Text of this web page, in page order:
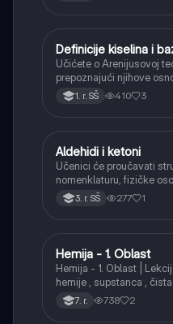
Hemija
Definicije kiselina i
Učićete o Arenijusovoj
prepoznajući njihove
1. r. SŠ 410 3
Hemija
Aldehidi i ketoni
Učenici će proučavati
nomenklaturu, fizičke
reakcije aldehida i
aldehida, redukcija).
3. r. SŠ 277 1
Hemija
Hemija - 1. Oblast
Hemija - 1. Oblast |
hemije , supstanca ,
7. r. 738 2